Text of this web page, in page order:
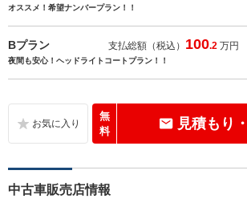
オススメ！希望ナンバープラン！！
Bプラン 支払総額（税込） 100.2 万円
夜間も安心！ヘッドライトコートプラン！！
無
料
見積もり
中古車販売店情報